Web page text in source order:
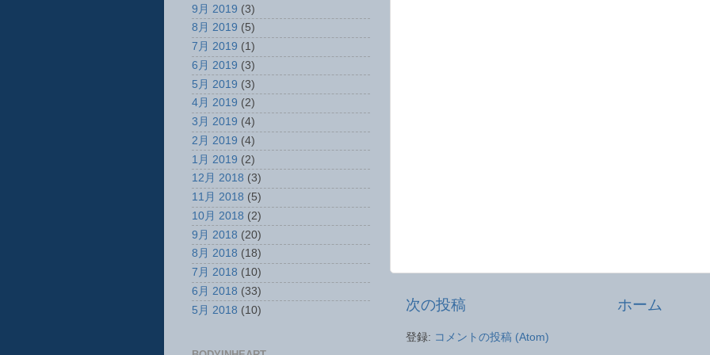
次の投稿 ホーム
登録: コメントの投稿 (Atom)
9月 2019 (3)
8月 2019 (5)
7月 2019 (1)
6月 2019 (3)
5月 2019 (3)
4月 2019 (2)
3月 2019 (4)
2月 2019 (4)
1月 2019 (2)
12月 2018 (3)
11月 2018 (5)
10月 2018 (2)
9月 2018 (20)
8月 2018 (18)
7月 2018 (10)
6月 2018 (33)
5月 2018 (10)